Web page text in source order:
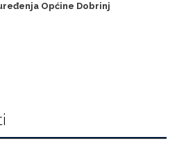
Općine Dobrinj